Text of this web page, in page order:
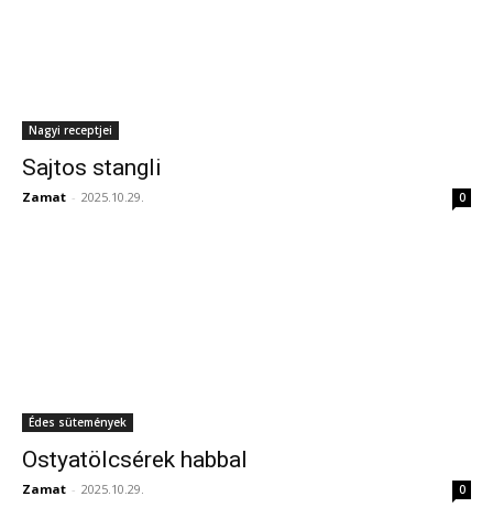
Nagyi receptjei
Sajtos stangli
Zamat - 2025.10.29. 0
Édes sütemények
Ostyatölcsérek habbal
Zamat - 2025.10.29. 0